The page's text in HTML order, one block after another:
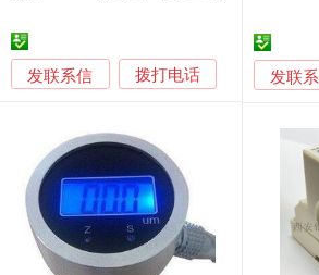
发联系信 拨打电话 发联